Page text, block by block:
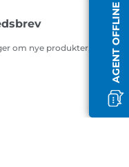
AGENT OFFLINE
om nye produkter, nyttige